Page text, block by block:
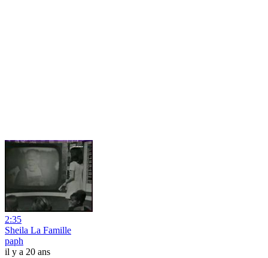
2:35
Sheila La Famille
paph
il y a 20 ans